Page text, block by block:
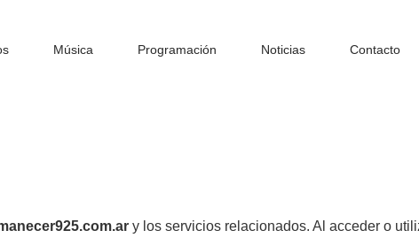
Música Programación Noticias Contacto
y los servicios relacionados. Al acceder o